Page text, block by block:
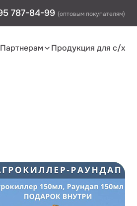
787-84-99 (оптовым покупателям)
Партнерам Продукция для с/х